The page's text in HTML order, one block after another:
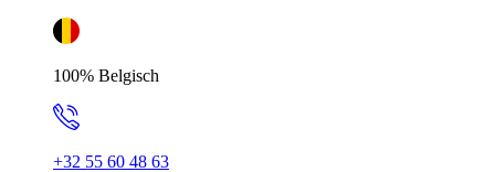
100% Belgisch
+32 55 60 48 63